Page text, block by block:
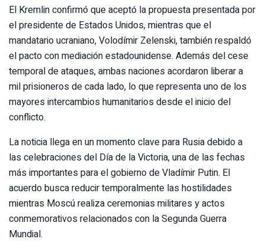
El Kremlin confirmó que aceptó la propuesta presentada por
el presidente de Estados Unidos, mientras que el
mandatario ucraniano, Volodímir Zelenski, también respaldó
el pacto con mediación estadounidense. Además del cese
temporal de ataques, ambas naciones acordaron liberar a
mil prisioneros de cada lado, lo que representa uno de los
mayores intercambios humanitarios desde el inicio del
conflicto.
La noticia llega en un momento clave para Rusia debido a
las celebraciones del Día de la Victoria, una de las fechas
más importantes para el gobierno de Vladímir Putin. El
acuerdo busca reducir temporalmente las hostilidades
mientras Moscú realiza ceremonias militares y actos
conmemorativos relacionados con la Segunda Guerra
Mundial.